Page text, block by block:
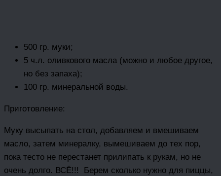
500 гр. муки;
5 ч.л. оливкового масла (можно и любое другое,
но без запаха);
100 гр. минеральной воды.
Приготовление:
Муку высыпать на стол, добавляем и вмешиваем
масло, затем минералку, вымешиваем до тех пор,
пока тесто не перестанет прилипать к рукам, но не
очень долго. ВСЁ!!! Берем сколько нужно для пиццы,